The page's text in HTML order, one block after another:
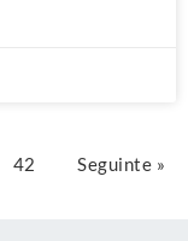
42 Seguinte »